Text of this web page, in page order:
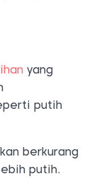
yang
putih
berkurang
putih.